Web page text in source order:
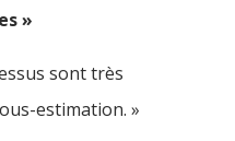
»
sont très
estimation. »